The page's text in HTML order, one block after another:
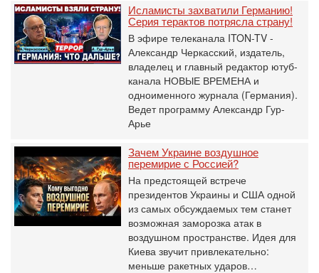
Исламисты захватили Германию!
Серия терактов потрясла страну!
В эфире телеканала ITON-TV -
Александр Черкасский, издатель,
владелец и главный редактор ютуб-
канала НОВЫЕ ВРЕМЕНА и
одноименного журнала (Германия).
Ведет программу Александр Гур-
Арье
Зачем Украине воздушное
перемирие с Россией?
На предстоящей встрече
президентов Украины и США одной
из самых обсуждаемых тем станет
возможная заморозка атак в
воздушном пространстве. Идея для
Киева звучит привлекательно:
меньше ракетных ударов…